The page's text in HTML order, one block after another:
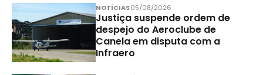
NOTÍCIAS05/08/2026
Justiça suspende ordem de
despejo do Aeroclube de
Canela em disputa com a
Infraero